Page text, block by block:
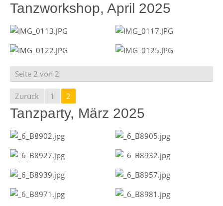
Tanzworkshop, April 2025
Seite 2 von 2
Zurück 1 2
Tanzparty, März 2025